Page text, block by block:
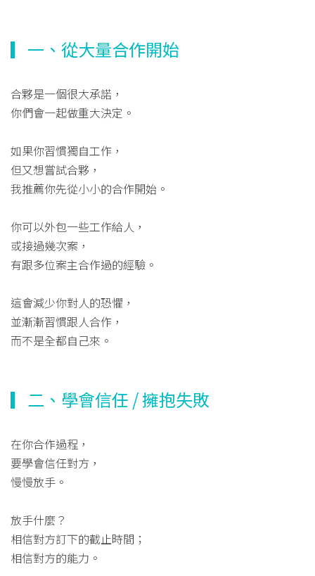
▎一、從大量合作開始
合夥是一個很大承諾，
你們會一起做重大決定。
如果你習慣獨自工作，
但又想嘗試合夥，
我推薦你先從小小的合作開始。
你可以外包一些工作給人，
或接過幾次案，
有跟多位案主合作過的經驗。
這會減少你對人的恐懼，
並漸漸習慣跟人合作，
而不是全都自己來。
▎二、學會信任 / 擁抱失敗
在你合作過程，
要學會信任對方，
慢慢放手。
放手什麼？
相信對方訂下的截止時間；
相信對方的能力。